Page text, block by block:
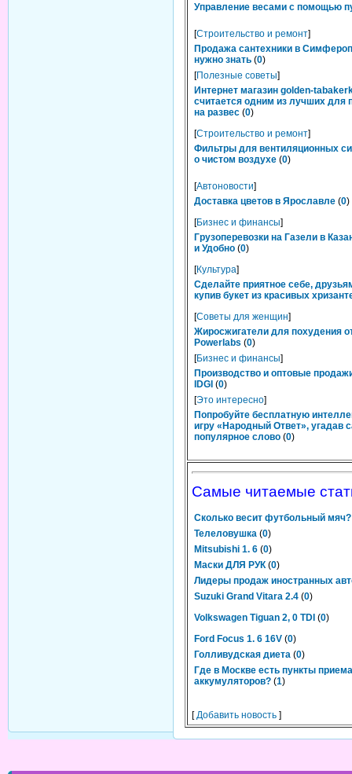
Управление весами с помощью
[Строительство и ремонт]
Продажа сантехники в
нужно знать (0)
[Полезные советы]
Интернет магазин golden-
считается одним из лучших для
на развес (0)
[Строительство и ремонт]
Фильтры для вентиляционных
о чистом воздухе (0)
[Автоновости]
Доставка цветов в Ярославле (0)
[Бизнес и финансы]
Грузоперевозки на Газели в
и Удобно (0)
[Культура]
Сделайте приятное себе,
купив букет из красивых
[Советы для женщин]
Жиросжигатели для похудения
Powerlabs (0)
[Бизнес и финансы]
Производство и оптовые
IDGI (0)
[Это интересно]
Попробуйте бесплатную
игру «Народный Ответ», угадав
популярное слово (0)
Самые читаемые
Сколько весит футбольный мяч?
Телеловушка (0)
Mitsubishi 1. 6 (0)
Маски ДЛЯ РУК (0)
Лидеры продаж иностранных
Suzuki Grand Vitara 2.4 (0)
Volkswagen Tiguan 2, 0 TDI (0)
Ford Focus 1. 6 16V (0)
Голливудская диета (0)
Где в Москве есть пункты
аккумуляторов? (1)
[Добавить новость ]